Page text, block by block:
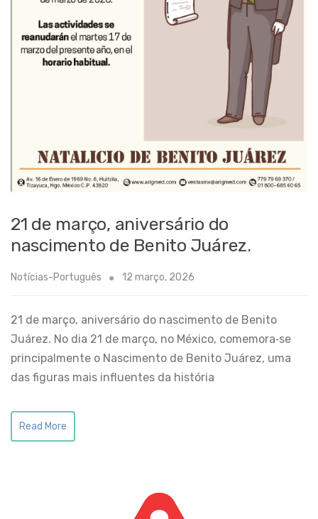
21 de março, aniversário do
nascimento de Benito Juárez.
Notícias-Português 12 março, 2026
21 de março, aniversário do nascimento de Benito
Juárez. No dia 21 de março, no México, comemora‑se
principalmente o Nascimento de Benito Juárez, uma
das figuras mais influentes da história
Read More